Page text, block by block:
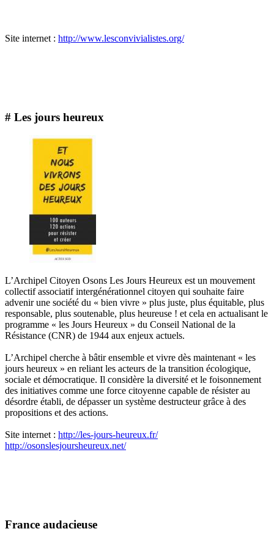
Site internet : http://www.lesconvivialistes.org/
# Les jours heureux
L’Archipel Citoyen Osons Les Jours Heureux est un mouvement
collectif associatif intergénérationnel citoyen qui souhaite faire
advenir une société du « bien vivre » plus juste, plus équitable, plus
responsable, plus soutenable, plus heureuse ! et cela en actualisant le
programme « les Jours Heureux » du Conseil National de la
Résistance (CNR) de 1944 aux enjeux actuels.
L’Archipel cherche à bâtir ensemble et vivre dès maintenant « les
jours heureux » en reliant les acteurs de la transition écologique,
sociale et démocratique. Il considère la diversité et le foisonnement
des initiatives comme une force citoyenne capable de résister au
désordre établi, de dépasser un système destructeur grâce à des
propositions et des actions.
Site internet : http://les-jours-heureux.fr/
http://osonslesjoursheureux.net/
France audacieuse